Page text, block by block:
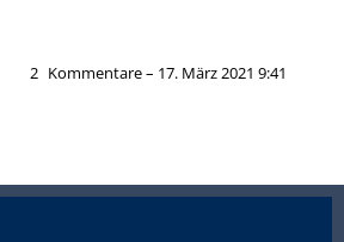
2 Kommentare – 17. März 2021 9:41